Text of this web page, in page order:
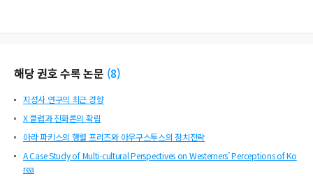
해당 권호 수록 논문 (8)
지성사 연구의 최근 경향
X 클럽과 진화론의 확립
아라 파키스의 행렬 프리즈와 아우구스투스의 정치전략
A Case Study of Multi-cultural Perspectives on Westerners’ Perceptions of Ko
rea